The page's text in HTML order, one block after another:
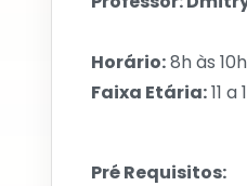
Horário:8h às 10h
Faixa Etária:11 a
Pré Requisitos: